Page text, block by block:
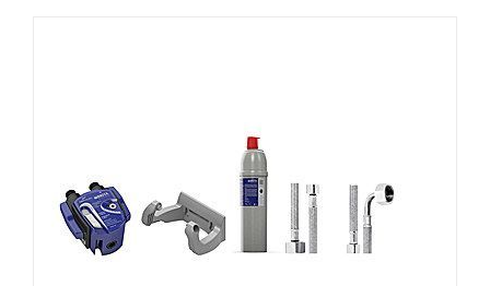
DETAILS